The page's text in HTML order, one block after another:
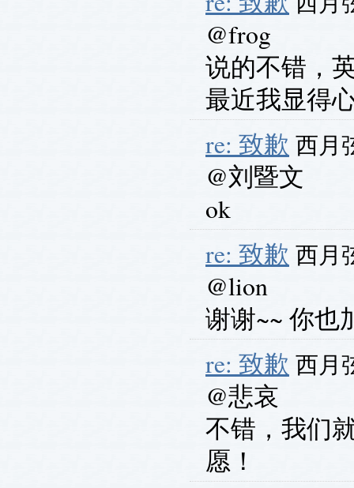
@frog
说的不错，
最近我显得
re: 致歉 西月
@刘暨文
ok
re: 致歉 西月
@lion
谢谢~~ 你也
re: 致歉 西月
@悲哀
不错，我们
愿！